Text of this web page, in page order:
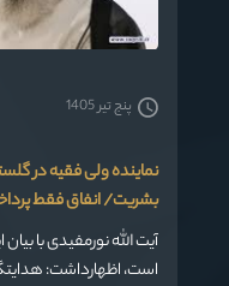
نماینده ولی فقیه در
بشریت/ انفاق فقط
آیت الله نورمفیدی با
است، اظهارداشت:
پنج تیر 1405